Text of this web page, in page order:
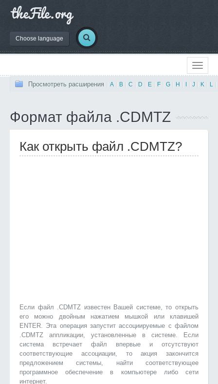
Choose language
Просмотреть расширения A B C D E F G H J K L
Формат файла .CDMTZ
Как открыть файл .CDMTZ?
Если файл .CDMTZ известен Вашей системе, то открыть
его можно двойным нажатием мышкой или клавишей
ENTER. Эта операция запустит ассоциируемые с файлом
.CDMTZ аппликации, установленные в системе. Если
система встречает файл впервые и отсутствуют
соответствующие ассоциации, то акция закончится
предложением системы, найти соответствующее
программное обеспечение в компьютере либо сети
интернет.